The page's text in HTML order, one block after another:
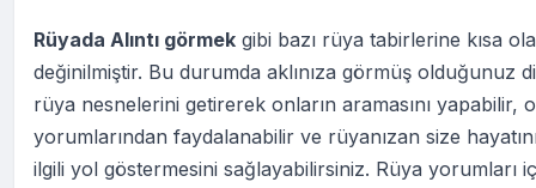
Rüyada Alıntı görmek gibi bazı rüya tabirlerine kısa
değinilmiştir. Bu durumda aklınıza görmüş olduğunuz
rüya nesnelerini getirerek onların aramasını yapabilir,
yorumlarından faydalanabilir ve rüyanızan size
ilgili yol göstermesini sağlayabilirsiniz. Rüya yorumları